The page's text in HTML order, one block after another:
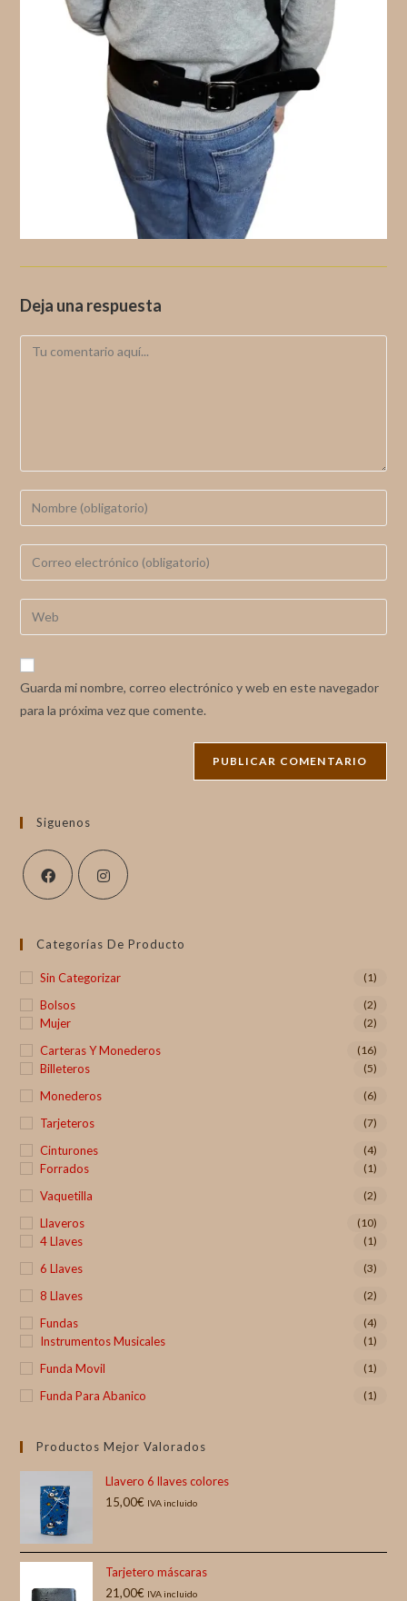
Deja una respuesta
Guarda mi nombre, correo electrónico y web en este navegador
para la próxima vez que comente.
Siguenos
Categorías De Producto
Sin Categorizar (1)
Bolsos (2)
Mujer (2)
Carteras Y Monederos (16)
Billeteros (5)
Monederos (6)
Tarjeteros (7)
Cinturones (4)
Forrados (1)
Vaquetilla (2)
Llaveros (10)
4 Llaves (1)
6 Llaves (3)
8 Llaves (2)
Fundas (4)
Instrumentos Musicales (1)
Funda Movil (1)
Funda Para Abanico (1)
Productos Mejor Valorados
Llavero 6 llaves colores
15,00€ IVA incluido
Tarjetero máscaras
21,00€ IVA incluido